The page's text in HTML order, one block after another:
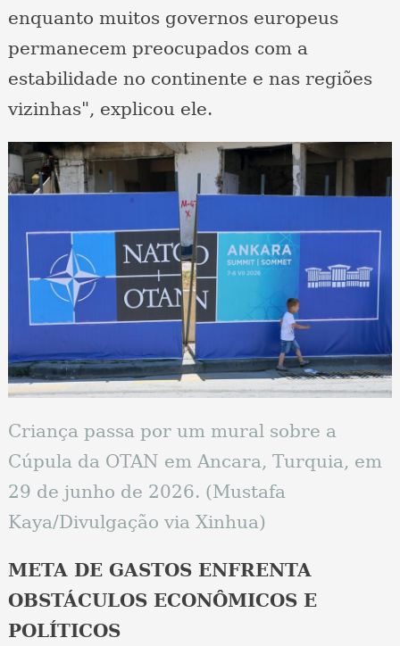
enquanto muitos governos europeus
permanecem preocupados com a
estabilidade no continente e nas regiões
vizinhas", explicou ele.
Criança passa por um mural sobre a
Cúpula da OTAN em Ancara, Turquia, em
29 de junho de 2026. (Mustafa
Kaya/Divulgação via Xinhua)
META DE GASTOS ENFRENTA
OBSTÁCULOS ECONÔMICOS E
POLÍTICOS